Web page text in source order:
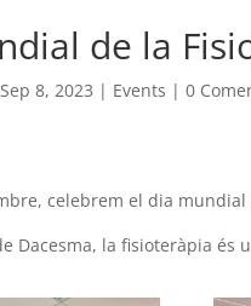
de la
Sep 8, 2023 | Events |0
celebrem el dia
Dacesma, la fisioteràpia és